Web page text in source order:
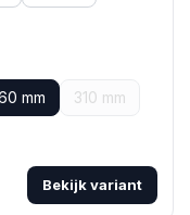
mm
310 mm
Bekijk variant